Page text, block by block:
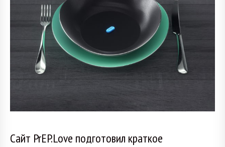
Сайт PrEP.Love подготовил краткое